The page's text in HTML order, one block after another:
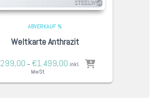
ABVERKAUF %
Weltkarte Anthrazit
299,00 – €1.499,00 inkl.
MwSt